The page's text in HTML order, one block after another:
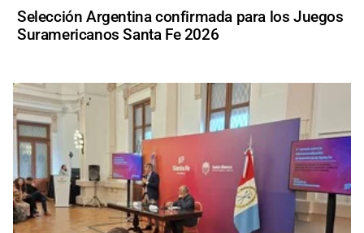
Selección Argentina confirmada para los Juegos
Suramericanos Santa Fe 2026